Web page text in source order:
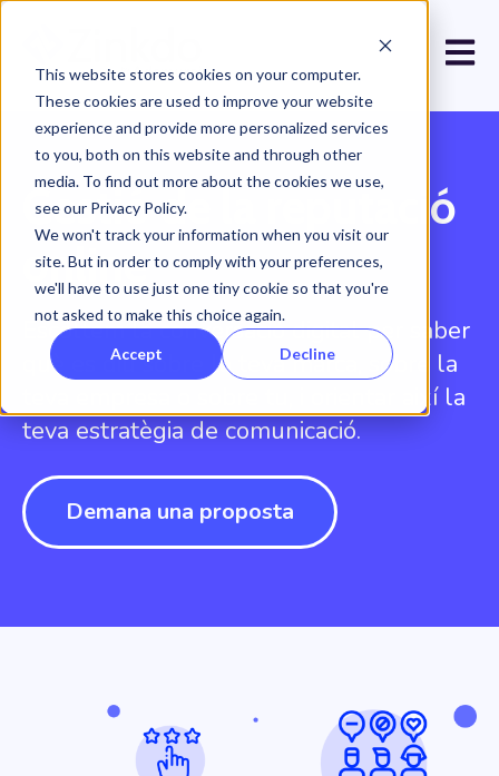
This website stores cookies on your computer.
These cookies are used to improve your website
experience and provide more personalized services
to you, both on this website and through other
media. To find out more about the cookies we use,
see our Privacy Policy.
We won't track your information when you visit our
site. But in order to comply with your preferences,
we'll have to use just one tiny cookie so that you're
not asked to make this choice again.
Accept Decline
Gestió de la reputació
online
Escoltem la conversació digital per saber
què es diu sobre la teva marca, sobre la
teva empresa o sobre tu, i orientar així la
teva estratègia de comunicació.
Demana una proposta